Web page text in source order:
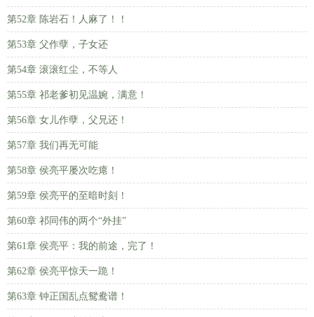
第52章 陈岩石！人麻了！！
第53章 父作孽，子女还
第54章 滚滚红尘，不等人
第55章 祁老爹初见温婉，满意！
第56章 女儿作孽，父兄还！
第57章 我们再无可能
第58章 侯亮平屡次吃瘪！
第59章 侯亮平的至暗时刻！
第60章 祁同伟的两个“外挂”
第61章 侯亮平：我的前途，完了！
第62章 侯亮平惊天一跪！
第63章 钟正国乱点鸳鸯谱！